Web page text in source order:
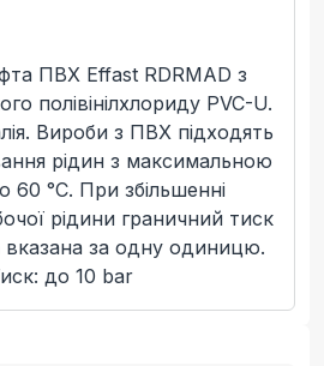
ПВХ Effast RDRMAD з
полівінілхлориду PVC-U.
Вироби з ПВХ підходять
рідин з максимальною
°C. При збільшенні
рідини граничний тиск
вказана за одну одиницю.
до 10 bar